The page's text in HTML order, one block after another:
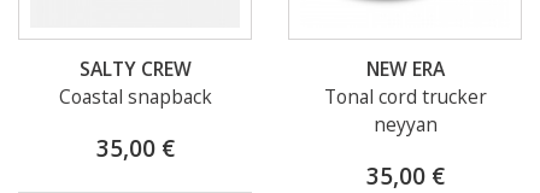
SALTY CREW
Coastal snapback
35,00 €
NEW ERA
Tonal cord trucker
neyyan
35,00 €